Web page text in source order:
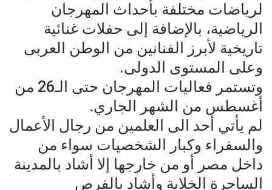
لرياضات مختلفة بأحداث المهرجان
الرياضية، بالإضافة إلى حفلات غنائية
تاريخية لأبرز الفنانين من الوطن العربى
وعلى المستوى الدولى.
وتستمر فعاليات المهرجان حتى الـ26 من
أغسطس من الشهر الجاري.
لم يأتي أحد الى العلمين من رجال الأعمال
والسفراء وكبار الشخصيات سواء من
داخل مصر أو من خارجها إلا أشاد بالمدينة
الساحرة الخلابة وأشاد بالفرص